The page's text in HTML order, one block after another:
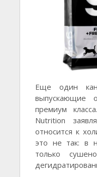
Еще один
выпускающие
премиум
Nutrition
относится к
это не так: в
только